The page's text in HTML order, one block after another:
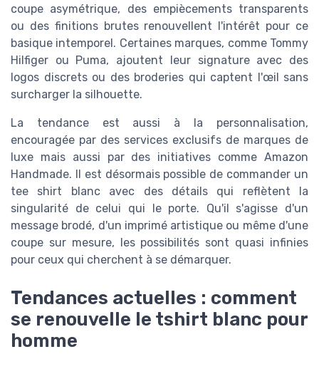
coupe asymétrique, des empiècements transparents
ou des finitions brutes renouvellent l'intérêt pour ce
basique intemporel. Certaines marques, comme Tommy
Hilfiger ou Puma, ajoutent leur signature avec des
logos discrets ou des broderies qui captent l'œil sans
surcharger la silhouette.
La tendance est aussi à la personnalisation,
encouragée par des services exclusifs de marques de
luxe mais aussi par des initiatives comme Amazon
Handmade. Il est désormais possible de commander un
tee shirt blanc avec des détails qui reflètent la
singularité de celui qui le porte. Qu'il s'agisse d'un
message brodé, d'un imprimé artistique ou même d'une
coupe sur mesure, les possibilités sont quasi infinies
pour ceux qui cherchent à se démarquer.
Tendances actuelles : comment
se renouvelle le tshirt blanc pour
homme